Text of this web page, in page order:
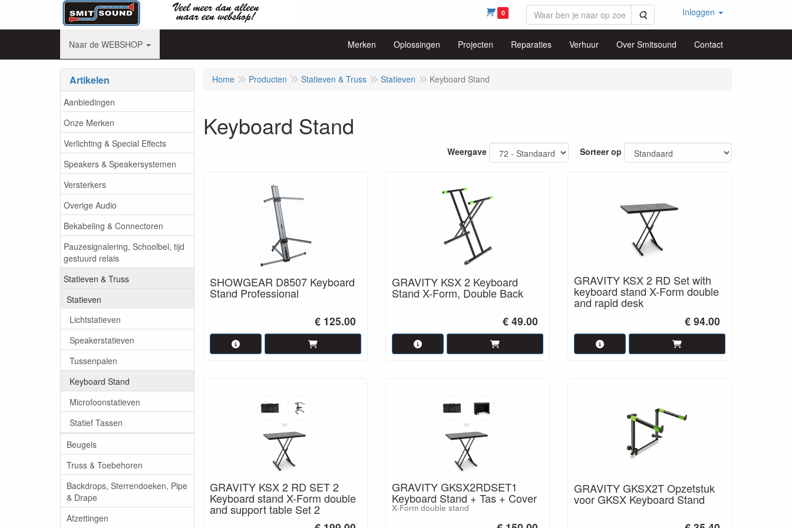
0 Zoeken Inloggen
Naar de WEBSHOP Merken Oplossingen Projecten Reparaties Verhuur Over Smitsound Contact
Artikelen
Aanbiedingen
Onze Merken
Verlichting & Special Effects
Speakers & Speakersystemen
Versterkers
Overige Audio
Bekabeling & Connectoren
Pauzesignalering, Schoolbel, tijd
gestuurd relais
Statieven & Truss
Statieven
Lichtstatieven
Speakerstatieven
Tussenpalen
Keyboard Stand
Microfoonstatieven
Statief Tassen
Beugels
Truss & Toebehoren
Backdrops, Sterrendoeken, Pipe
& Drape
Afzettingen
Home Producten Statieven & Truss Statieven Keyboard Stand
Keyboard Stand
Weergave Sorteer op
SHOWGEAR D8507 Keyboard
Stand Professional
€ 125.00
GRAVITY KSX 2 Keyboard
Stand X-Form, Double Back
€ 49.00
GRAVITY KSX 2 RD Set with
keyboard stand X-Form double
and rapid desk
€ 94.00
GRAVITY KSX 2 RD SET 2
Keyboard stand X-Form double
and support table Set 2
GRAVITY GKSX2RDSET1
Keyboard Stand + Tas + Cover
X-Form double stand
GRAVITY GKSX2T Opzetstuk
voor GKSX Keyboard Stand